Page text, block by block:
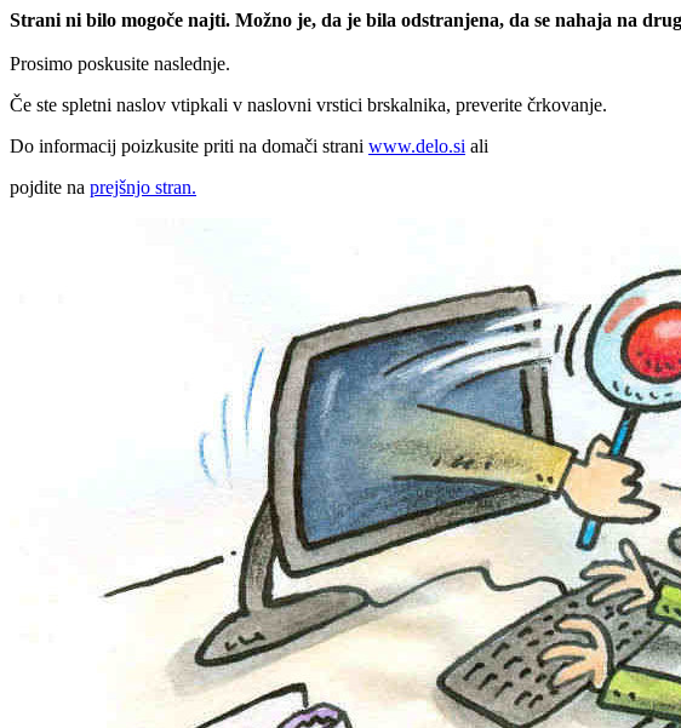
Strani ni bilo mogoče najti. Možno je, da je bila odstranjena, da se nahaja na
Prosimo poskusite naslednje.
Če ste spletni naslov vtipkali v naslovni vrstici brskalnika, preverite črkovanje.
Do informacij poizkusite priti na domači strani www.delo.si ali
pojdite na prejšnjo stran.